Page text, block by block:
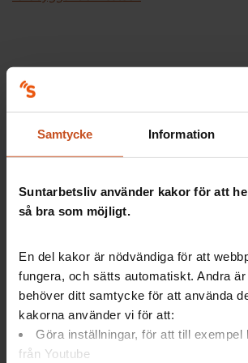
Samtycke Information
Suntarbetsliv använder kakor för att
så bra som möjligt.
En del kakor är nödvändiga för att
fungera, och sätts automatiskt. Andra
behöver ditt samtycke för att använda
kakorna använder vi för att:
Göra inställningar, för att till exempel
från Youtube
Visste du att...
åren 2024–2026 för
förebyggande
Sobona.
Arbetsgivaren kan få ersättning för
utbildningskostnader
merkostnader vid utbildning, t
resor, logi
kostnader för handledning/
kostnader för annan